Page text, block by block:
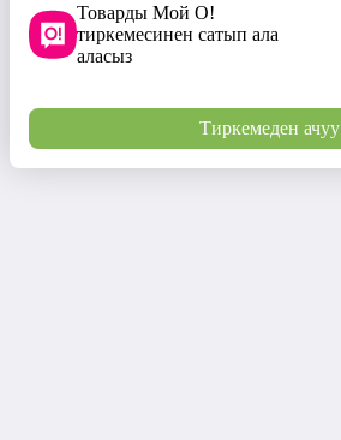
Товарды Мой О!
тиркемесинен сатып ала
аласыз
Тиркемеден ачуу